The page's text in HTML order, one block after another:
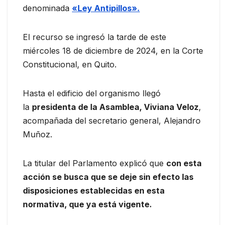
denominada «Ley Antipillos».
El recurso se ingresó la tarde de este
miércoles 18 de diciembre de 2024, en la Corte
Constitucional, en Quito.
Hasta el edificio del organismo llegó
la presidenta de la Asamblea, Viviana Veloz,
acompañada del secretario general, Alejandro
Muñoz.
La titular del Parlamento explicó que con esta
acción se busca que se deje sin efecto las
disposiciones establecidas en esta
normativa, que ya está vigente.